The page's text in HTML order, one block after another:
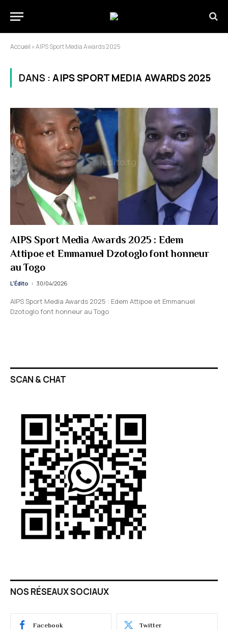
Accueil »AIPS Sport Media Awards 2025
DANS :AIPS SPORT MEDIA AWARDS 2025
AIPS Sport Media Awards 2025 : Edem
Attipoe et Emmanuel Dzotoglo font honneur
au Togo
L'Édito 30/04/2026
AIPS Sport Media Awards 2025 : Edem Attipoe et Emmanuel
Dzotoglo font honneur au Togo
SCAN & CHAT
NOS RÉSEAUX SOCIAUX
Facebook Twitter